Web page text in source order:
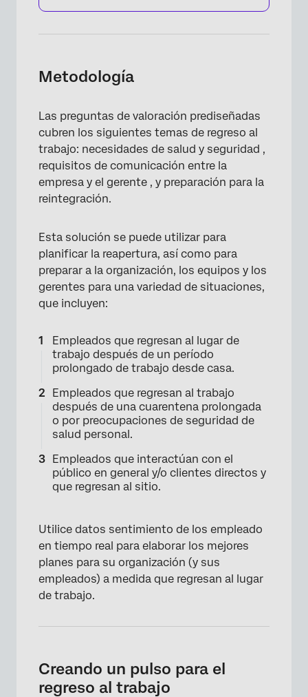
Metodología
Las preguntas de valoración prediseñadas
cubren los siguientes temas de regreso al
trabajo: necesidades de salud y seguridad ,
requisitos de comunicación entre la
empresa y el gerente , y preparación para la
reintegración.
Esta solución se puede utilizar para
planificar la reapertura, así como para
preparar a la organización, los equipos y los
gerentes para una variedad de situaciones,
que incluyen:
Empleados que regresan al lugar de
trabajo después de un período
prolongado de trabajo desde casa.
Empleados que regresan al trabajo
después de una cuarentena prolongada
o por preocupaciones de seguridad de
salud personal.
Empleados que interactúan con el
público en general y/o clientes directos y
que regresan al sitio.
Utilice datos sentimiento de los empleado
en tiempo real para elaborar los mejores
planes para su organización (y sus
empleados) a medida que regresan al lugar
de trabajo.
Creando un pulso para el
regreso al trabajo